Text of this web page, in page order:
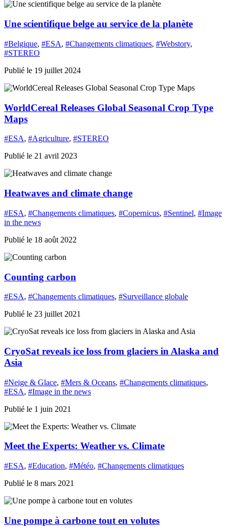
Une scientifique belge au service de la planète
#Belgique, #ESA, #Changements climatiques, #Webstory,
#STEREO
Publié le 19 juillet 2024
WorldCereal Releases Global Seasonal Crop Type
Maps
#ESA, #Agriculture, #STEREO
Publié le 21 avril 2023
Heatwaves and climate change
#ESA, #Changements climatiques, #Copernicus, #Sentinel, #Image
in the news
Publié le 18 août 2022
Counting carbon
#ESA, #Changements climatiques, #Surveillance globale
Publié le 23 juillet 2021
CryoSat reveals ice loss from glaciers in Alaska and
Asia
#Neige & Glace, #Mers & Oceans, #Changements climatiques,
#ESA, #Image in the news
Publié le 1 juin 2021
Meet the Experts: Weather vs. Climate
#ESA, #Education, #Météo, #Changements climatiques
Publié le 8 mars 2021
Une pompe à carbone tout en volutes